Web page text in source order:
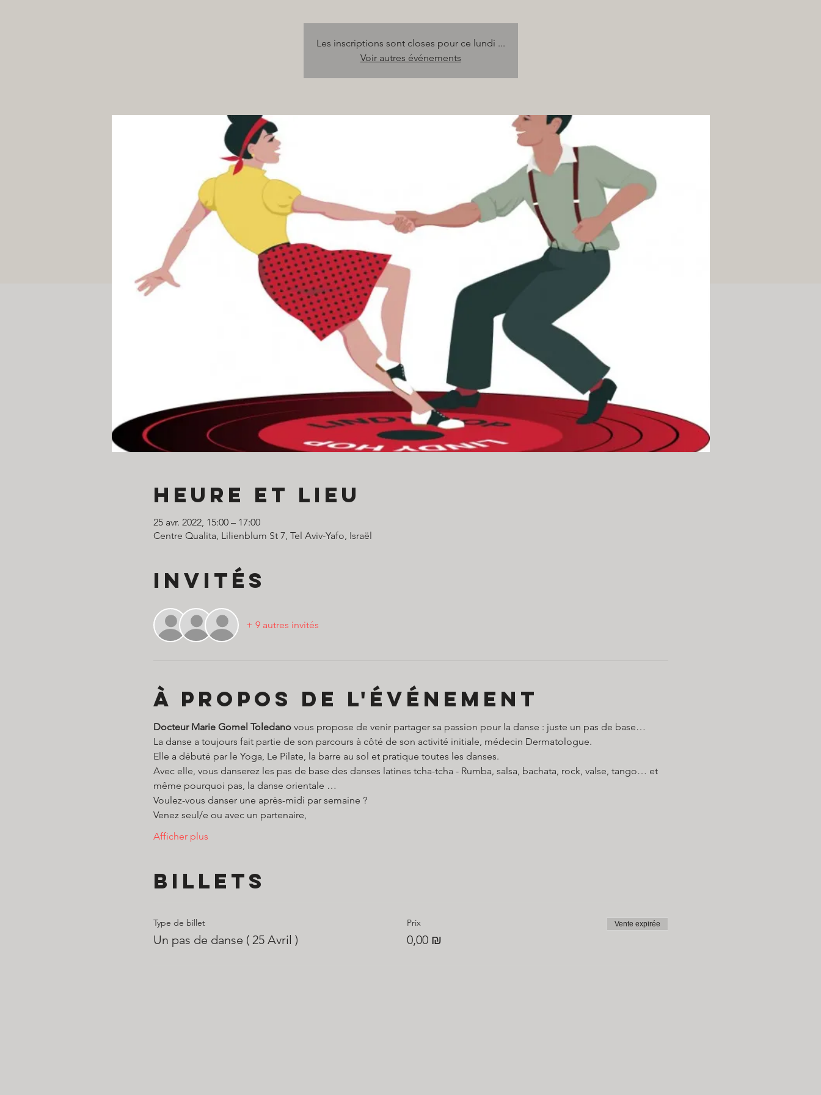
Les inscriptions sont closes pour ce lundi ...
Voir autres événements
Heure et lieu
25 avr. 2022, 15:00 – 17:00
Centre Qualita, Lilienblum St 7, Tel Aviv-Yafo, Israël
Invités
+ 9 autres invités
À propos de l'événement
Docteur Marie Gomel Toledano vous propose de venir partager sa passion pour la danse : juste un pas de base…
La danse a toujours fait partie de son parcours à côté de son activité initiale, médecin Dermatologue.
Elle a débuté par le Yoga, Le Pilate, la barre au sol et pratique toutes les danses.
Avec elle, vous danserez les pas de base des danses latines tcha-tcha - Rumba, salsa, bachata, rock, valse, tango… et
même pourquoi pas, la danse orientale …
Voulez-vous danser une après-midi par semaine ?
Venez seul/e ou avec un partenaire,
Afficher plus
Billets
Type de billet
Un pas de danse ( 25 Avril )
Prix
0,00 ₪
Vente expirée